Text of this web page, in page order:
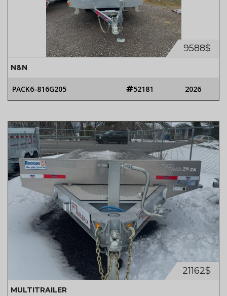
9588$
N&N
PACK6-816G205 52181 2026
21162$
MULTITRAILER